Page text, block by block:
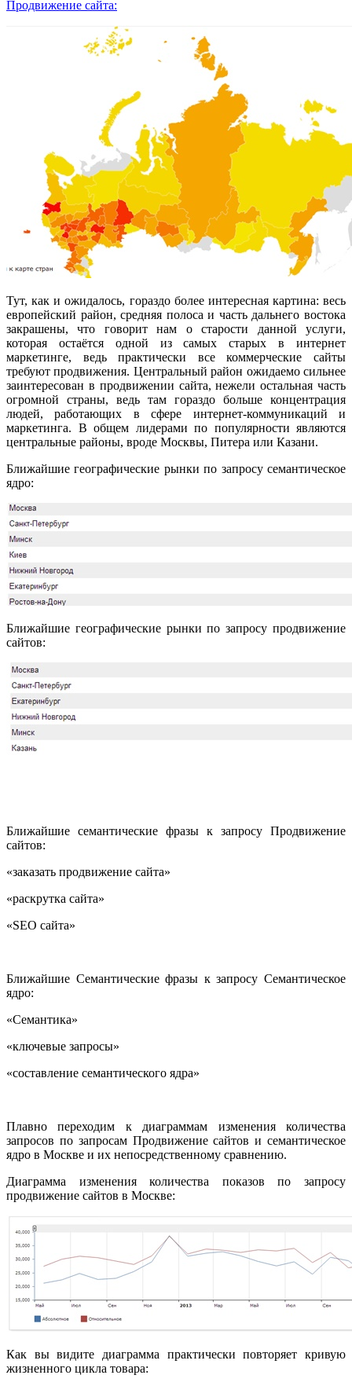
Продвижение сайта:
Тут, как и ожидалось, гораздо более интересная картина: весь
европейский район, средняя полоса и часть дальнего востока
закрашены, что говорит нам о старости данной услуги,
которая остаётся одной из самых старых в интернет
маркетинге, ведь практически все коммерческие сайты
требуют продвижения. Центральный район ожидаемо сильнее
заинтересован в продвижении сайта, нежели остальная часть
огромной страны, ведь там гораздо больше концентрация
людей, работающих в сфере интернет-коммуникаций и
маркетинга. В общем лидерами по популярности являются
центральные районы, вроде Москвы, Питера или Казани.
Ближайшие географические рынки по запросу семантическое
ядро:
Ближайшие географические рынки по запросу продвижение
сайтов:
Ближайшие семантические фразы к запросу Продвижение
сайтов:
«заказать продвижение сайта»
«раскрутка сайта»
«SEO сайта»
Ближайшие Семантические фразы к запросу Семантическое
ядро:
«Семантика»
«ключевые запросы»
«составление семантического ядра»
Плавно переходим к диаграммам изменения количества
запросов по запросам Продвижение сайтов и семантическое
ядро в Москве и их непосредственному сравнению.
Диаграмма изменения количества показов по запросу
продвижение сайтов в Москве:
Как вы видите диаграмма практически повторяет кривую
жизненного цикла товара: